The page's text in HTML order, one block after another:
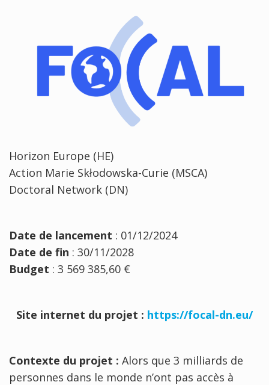
Horizon Europe (HE)
Action Marie Skłodowska-Curie (MSCA)
Doctoral Network (DN)
Date de lancement : 01/12/2024
Date de fin : 30/11/2028
Budget : 3 569 385,60 €
Site internet du projet : https://focal-dn.eu/
Contexte du projet : Alors que 3 milliards de
personnes dans le monde n’ont pas accès à